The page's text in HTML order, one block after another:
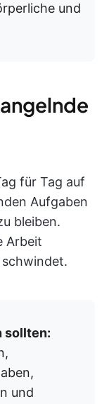
und
für Tag auf
Aufgaben
bleiben.
Arbeit
sollten:
und